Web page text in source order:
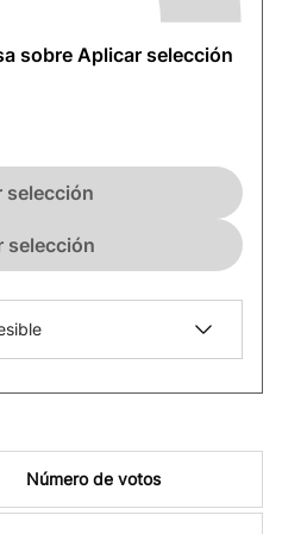
sobre Aplicar selección
selección
selección
Número de votos